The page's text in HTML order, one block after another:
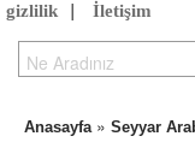
gizlilik
İletişim
Anasayfa» Seyyar